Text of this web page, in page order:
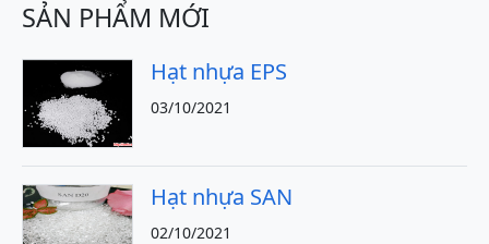
SẢN PHẨM MỚI
Hạt nhựa EPS
03/10/2021
Hạt nhựa SAN
02/10/2021